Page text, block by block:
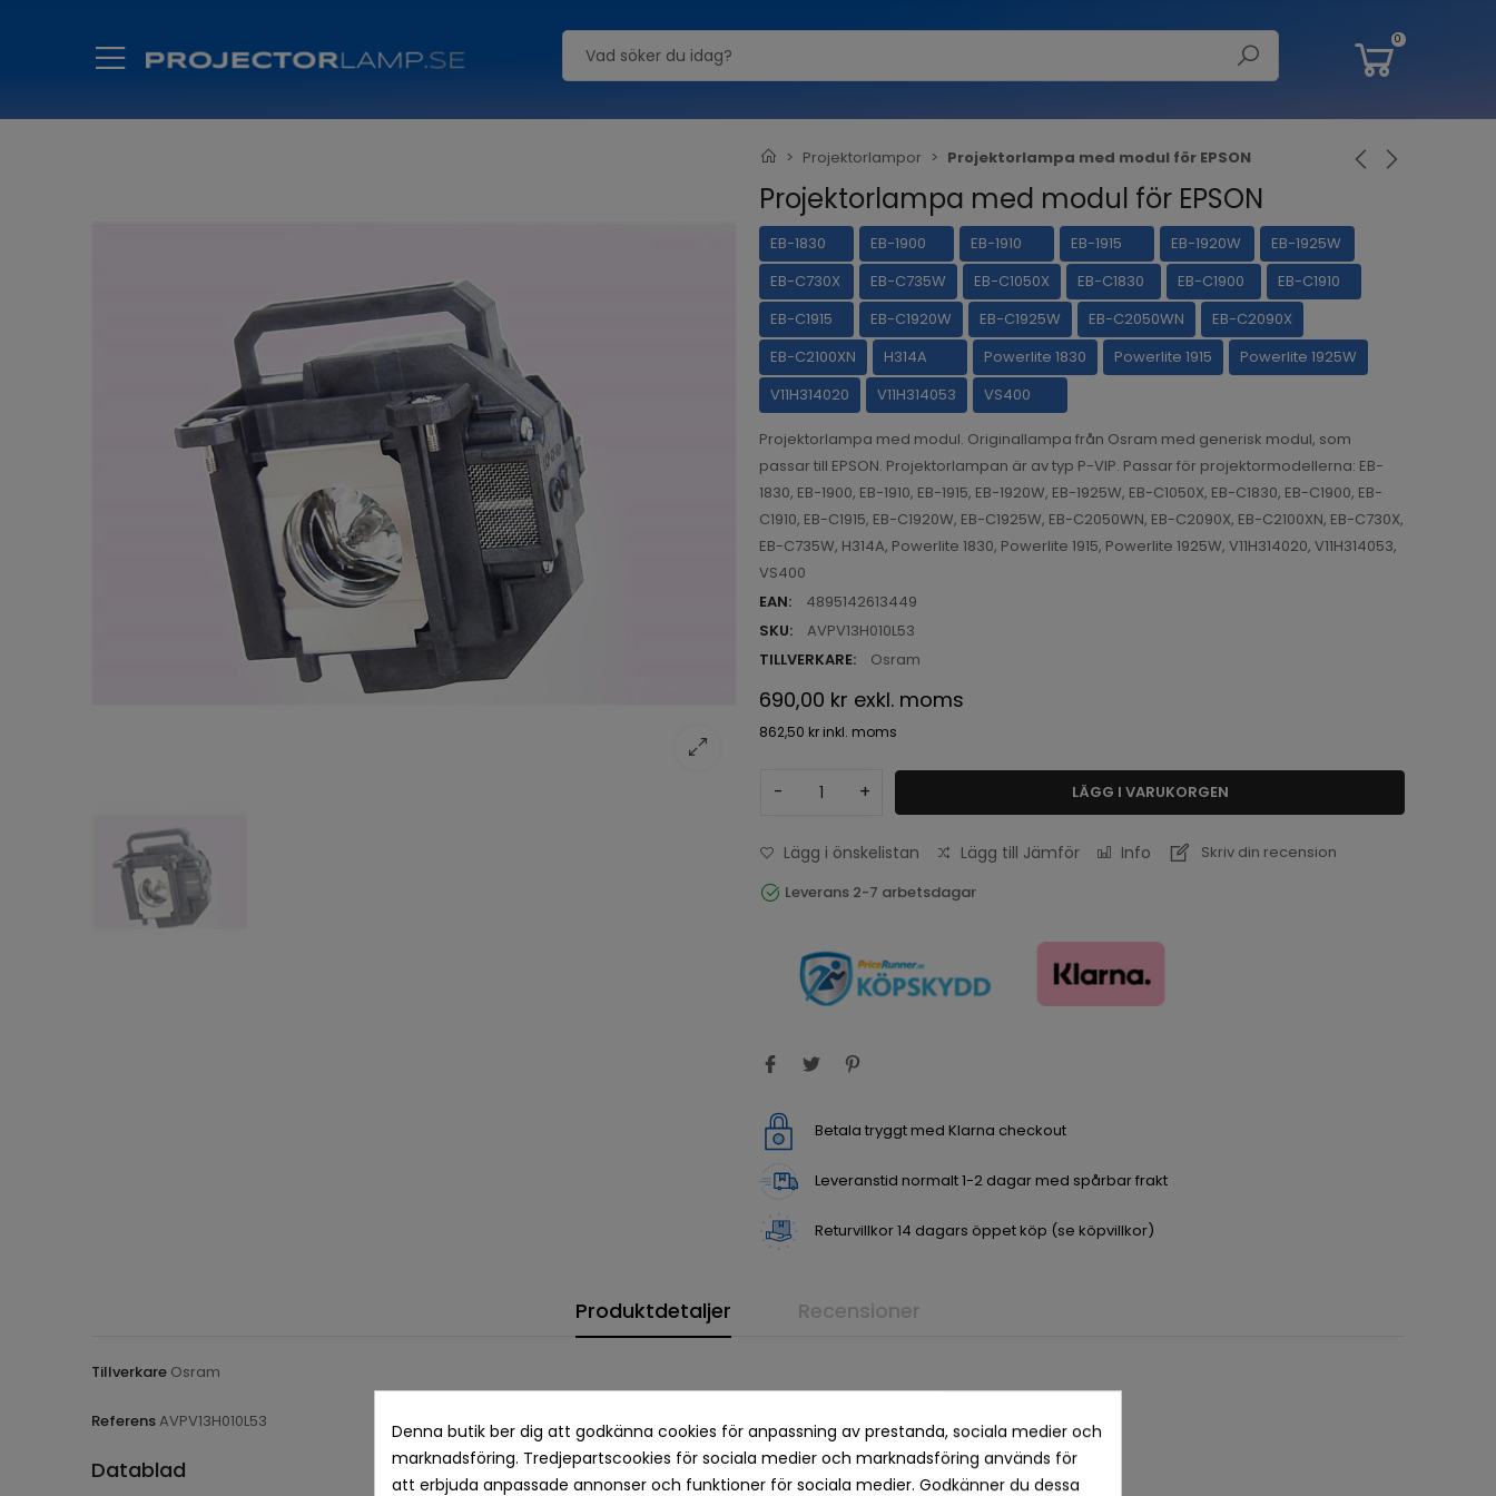
0
Projektorlampor Projektorlampa med modul för EPSON
Projektorlampa med modul för EPSON
EB-1830 EB-1900 EB-1910 EB-1915 EB-1920W
EB-1925W
EB-C730X
EB-C735W EB-C1050X EB-C1830 EB-C1900
EB-C1910
EB-C1915
EB-C1920W EB-C1925W EB-C2050WN
EB-C2090X
EB-C2100XN
H314A Powerlite 1830 Powerlite 1915
Powerlite 1925W
V11H314020
V11H314053 VS400
Projektorlampa med modul. Originallampa från Osram med generisk modul, som
passar till EPSON. Projektorlampan är av typ P-VIP. Passar för projektormodellerna: EB-
1830, EB-1900, EB-1910, EB-1915, EB-1920W, EB-1925W, EB-C1050X, EB-C1830, EB-C1900, EB-
C1910, EB-C1915, EB-C1920W, EB-C1925W, EB-C2050WN, EB-C2090X, EB-C2100XN, EB-C730X,
EB-C735W, H314A, Powerlite 1830, Powerlite 1915, Powerlite 1925W, V11H314020, V11H314053,
VS400
EAN:
4895142613449
SKU:
AVPV13H010L53
TILLVERKARE:
Osram
690,00 kr exkl. moms
862,50 kr inkl. moms
- + LÄGG I VARUKORGEN
Lägg i önskelistan Lägg till Jämför Info
Skriv din recension
Leverans 2-7 arbetsdagar
Betala tryggt med Klarna checkout
Leveranstid normalt 1-2 dagar med spårbar frakt
Returvillkor 14 dagars öppet köp (se köpvillkor)
Produktdetaljer Recensioner
Tillverkare Osram
ReferensAVPV13H010L53
Datablad
Denna butik ber dig att godkänna cookies för anpassning av prestanda, sociala medier och
marknadsföring. Tredjepartscookies för sociala medier och marknadsföring används för
att erbjuda anpassade annonser och funktioner för sociala medier. Godkänner du dessa